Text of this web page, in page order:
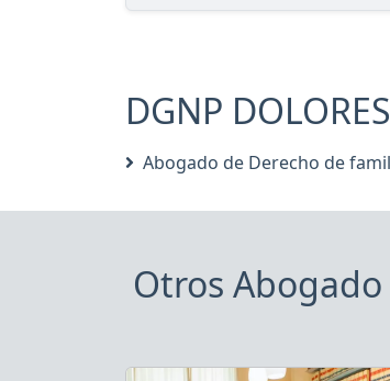
DGNP
Abogado de Derecho de
Otros